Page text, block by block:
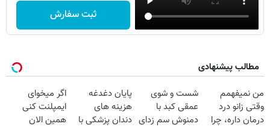
ثبت سفارش
مطالب پیشنهادی
من نمیفهمم
وقتی زانو درد
درمان داره، چرا
شست و شوی
عمقی کبد با
دمنوش سم زدای
پایان دغدغه
هزینه های
دندان پزشکی با
اگر میخوای
ایمپلنت کنی
همین الان